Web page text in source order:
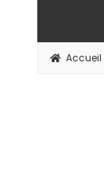
Accueil